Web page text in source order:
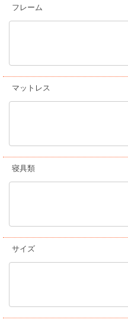
フレーム
マットレス
寝具類
サイズ